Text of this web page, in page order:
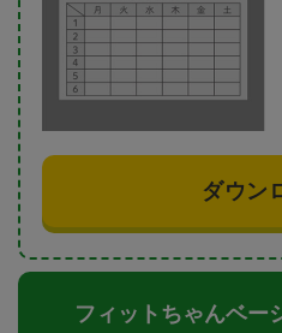
ダウン
フィットちゃんベー